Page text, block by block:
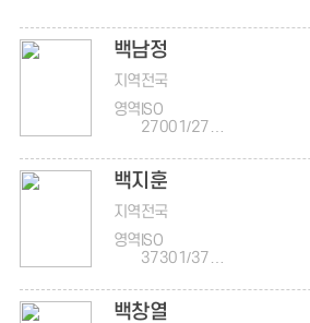
백남정
지역전국
영역 ISO
27001/2770
백지훈
지역전국
영역 ISO
37301/3700
백창열